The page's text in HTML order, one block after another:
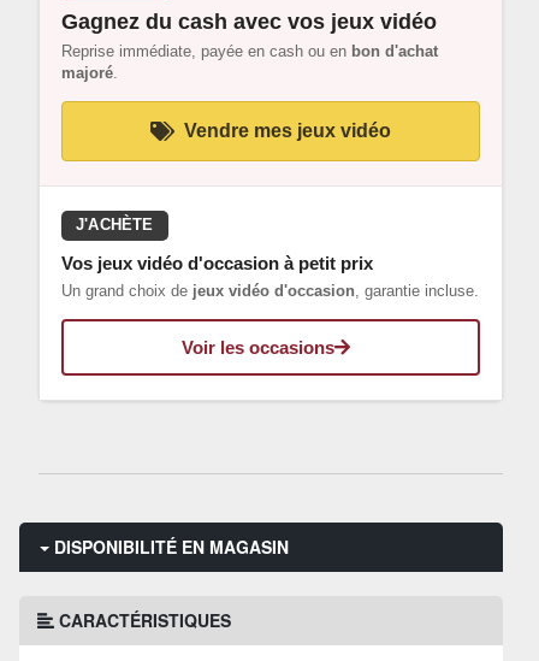
Gagnez du cash avec vos jeux vidéo
Reprise immédiate, payée en cash ou en bon d'achat
majoré
Vendre mes jeux vidéo
J'ACHÈTE
Vos jeux vidéo d'occasion à petit prix
Un grand choix de jeux vidéo d'occasion , garantie incluse.
Voir les occasions
DISPONIBILITÉ EN MAGASIN
CARACTÉRISTIQUES